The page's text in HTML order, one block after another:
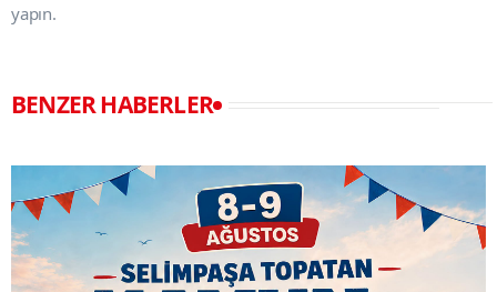
yapın.
BENZER HABERLER